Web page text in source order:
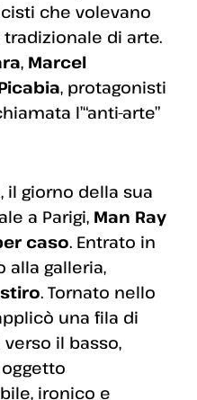
che volevano
di arte.
, Marcel
, protagonisti
l’“anti-arte”
il giorno della sua
a Parigi, Man Ray
caso. Entrato in
alla galleria,
. Tornato nello
una fila di
il basso,
ironico e